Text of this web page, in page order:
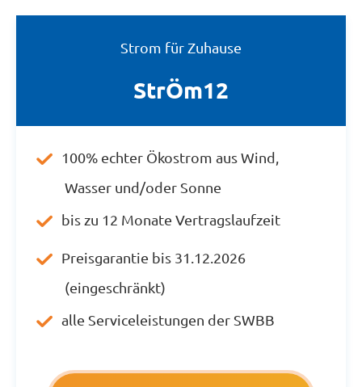
Strom für Zuhause
StrÖm12
100% echter Ökostrom aus Wind,
Wasser und/oder Sonne
bis zu 12 Monate Vertragslaufzeit
Preisgarantie bis 31.12.2026
(eingeschränkt)
alle Serviceleistungen der SWBB